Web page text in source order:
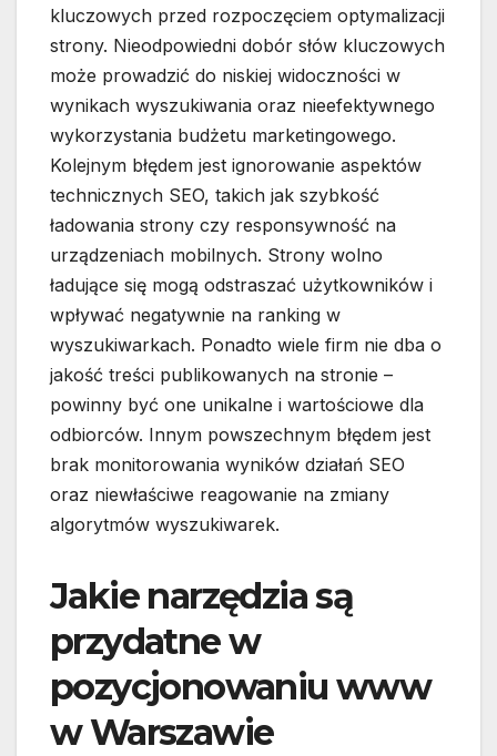
kluczowych przed rozpoczęciem optymalizacji
strony. Nieodpowiedni dobór słów kluczowych
może prowadzić do niskiej widoczności w
wynikach wyszukiwania oraz nieefektywnego
wykorzystania budżetu marketingowego.
Kolejnym błędem jest ignorowanie aspektów
technicznych SEO, takich jak szybkość
ładowania strony czy responsywność na
urządzeniach mobilnych. Strony wolno
ładujące się mogą odstraszać użytkowników i
wpływać negatywnie na ranking w
wyszukiwarkach. Ponadto wiele firm nie dba o
jakość treści publikowanych na stronie –
powinny być one unikalne i wartościowe dla
odbiorców. Innym powszechnym błędem jest
brak monitorowania wyników działań SEO
oraz niewłaściwe reagowanie na zmiany
algorytmów wyszukiwarek.
Jakie narzędzia są
przydatne w
pozycjonowaniu www
w Warszawie